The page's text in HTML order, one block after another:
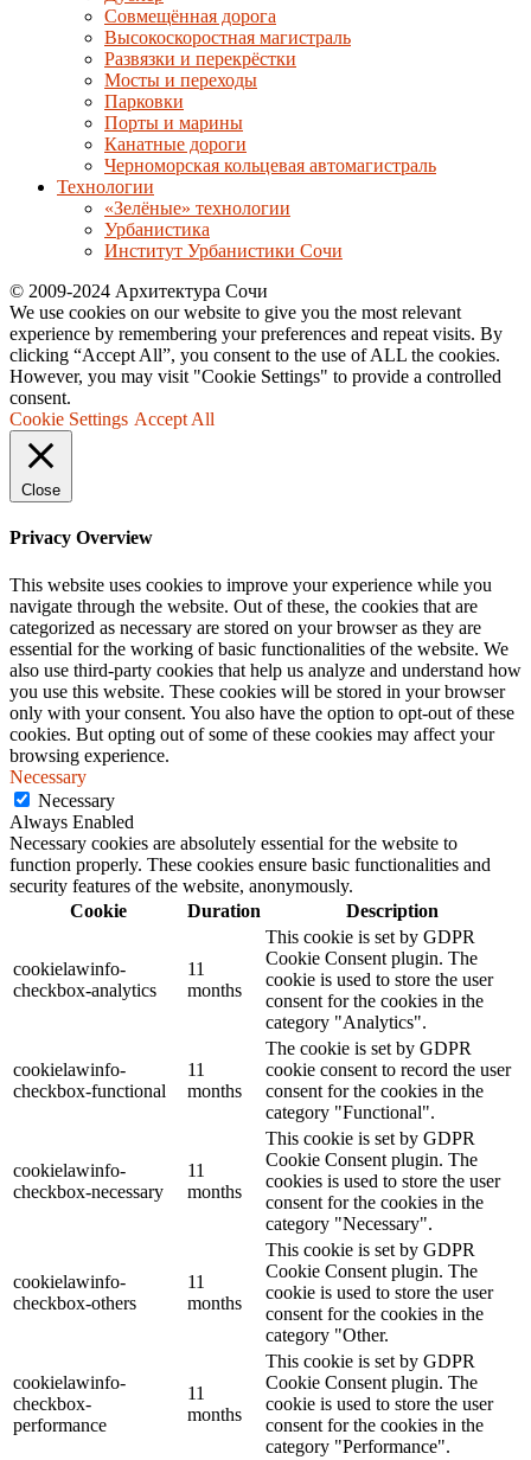
Совмещённая дорога
Высокоскоростная магистраль
Развязки и перекрёстки
Мосты и переходы
Парковки
Порты и марины
Канатные дороги
Черноморская кольцевая автомагистраль
Технологии
«Зелёные» технологии
Урбанистика
Институт Урбанистики Сочи
© 2009-2024 Архитектура Сочи
We use cookies on our website to give you the most relevant
experience by remembering your preferences and repeat visits. By
clicking “Accept All”, you consent to the use of ALL the cookies.
However, you may visit "Cookie Settings" to provide a controlled
consent.
Cookie Settings Accept All
Close
Privacy Overview
This website uses cookies to improve your experience while you
navigate through the website. Out of these, the cookies that are
categorized as necessary are stored on your browser as they are
essential for the working of basic functionalities of the website. We
also use third-party cookies that help us analyze and understand how
you use this website. These cookies will be stored in your browser
only with your consent. You also have the option to opt-out of these
cookies. But opting out of some of these cookies may affect your
browsing experience.
Necessary
Necessary
Always Enabled
Necessary cookies are absolutely essential for the website to
function properly. These cookies ensure basic functionalities and
security features of the website, anonymously.
Cookie
Duration Description
cookielawinfo-
checkbox-analytics
11
months
This cookie is set by GDPR
Cookie Consent plugin. The
cookie is used to store the user
consent for the cookies in the
category "Analytics".
cookielawinfo-
checkbox-functional
11
months
The cookie is set by GDPR
cookie consent to record the user
consent for the cookies in the
category "Functional".
cookielawinfo-
checkbox-necessary
11
months
This cookie is set by GDPR
Cookie Consent plugin. The
cookies is used to store the user
consent for the cookies in the
category "Necessary".
cookielawinfo-
checkbox-others
11
months
This cookie is set by GDPR
Cookie Consent plugin. The
cookie is used to store the user
consent for the cookies in the
category "Other.
cookielawinfo-
checkbox-
performance
11
months
This cookie is set by GDPR
Cookie Consent plugin. The
cookie is used to store the user
consent for the cookies in the
category "Performance".